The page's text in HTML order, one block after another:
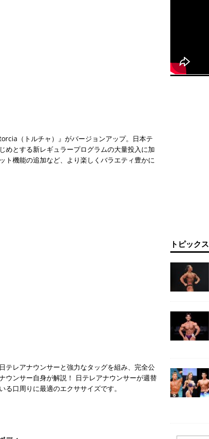
（トルチャ）』がバージョンアップ。日本テ
めとする新レギュラープログラムの大量投入に加
ト機能の追加など、より楽しくバラエティ豊かに
テレアナウンサーと強力なタッグを組み、完全公
ウンサー自身が解説！ 日テレアナウンサーが週替
口周りに最適のエクササイズです。
トピックス